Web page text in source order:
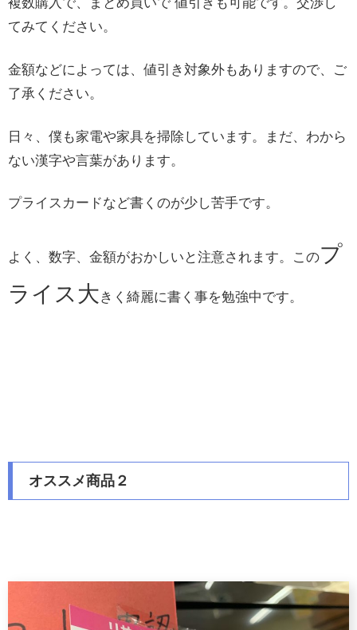
てみてください。
金額などによっては、値引き対象外もありますので、ご
了承ください。
日々、僕も家電や家具を掃除しています。まだ、わから
ない漢字や言葉があります。
プライスカードなど書くのが少し苦手です。
よく、数字、金額がおかしいと注意されます。このプ
ライス大きく綺麗に書く事を勉強中です。
オススメ商品２